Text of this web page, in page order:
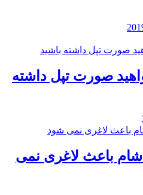
صورت تپل داشته
باعث لاغری نمی